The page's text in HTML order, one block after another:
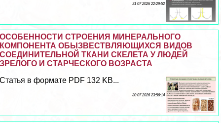
31 07 2026 22:29:52
ОСОБЕННОСТИ СТРОЕНИЯ МИНЕРАЛЬНОГО
КОМПОНЕНТА ОБЫЗВЕСТВЛЯЮЩИХСЯ ВИДОВ
СОЕДИНИТЕЛЬНОЙ ТКАНИ СКЕЛЕТА У ЛЮДЕЙ
ЗРЕЛОГО И СТАРЧЕСКОГО ВОЗРАСТА
Статья в формате PDF 132 KB...
30 07 2026 23:56:14